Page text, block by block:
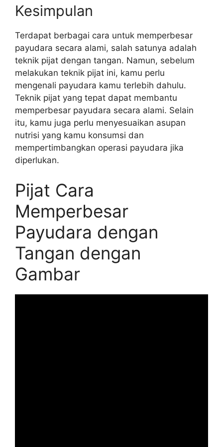
Kesimpulan
Terdapat berbagai cara untuk memperbesar
payudara secara alami, salah satunya adalah
teknik pijat dengan tangan. Namun, sebelum
melakukan teknik pijat ini, kamu perlu
mengenali payudara kamu terlebih dahulu.
Teknik pijat yang tepat dapat membantu
memperbesar payudara secara alami. Selain
itu, kamu juga perlu menyesuaikan asupan
nutrisi yang kamu konsumsi dan
mempertimbangkan operasi payudara jika
diperlukan.
Pijat Cara
Memperbesar
Payudara dengan
Tangan dengan
Gambar